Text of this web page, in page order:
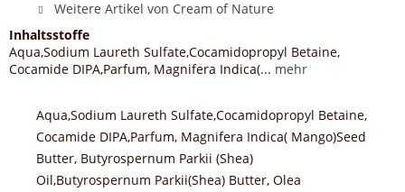
Weitere Artikel von Cream of Nature
Inhaltsstoffe
Aqua,Sodium Laureth Sulfate,Cocamidopropyl Betaine,
Cocamide DIPA,Parfum, Magnifera Indica(... mehr
Aqua,Sodium Laureth Sulfate,Cocamidopropyl Betaine,
Cocamide DIPA,Parfum, Magnifera Indica( Mango)Seed
Butter, Butyrospernum Parkii (Shea)
Oil,Butyrospernum Parkii(Shea) Butter, Olea